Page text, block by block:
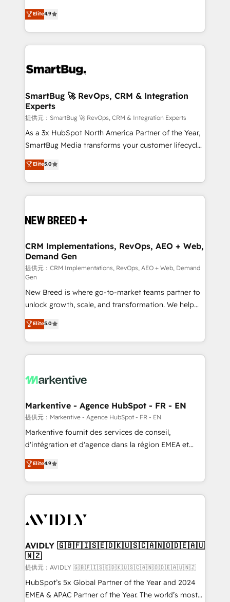
run your revenue process. Sales, marketing, and
service wired together. ➤ AI and Integrations: Layer
tune-ups, feature rollouts, adoption coaching. Buying
HubSpot, switching to it, or reviving a stale portal?
We are built for the work.
ティブ・エージェンシーとして、HubSpot Eliteの実装
力で顧客フロント業務を再設計します。 💡 100inc は何
をする会社か？ HubSpotを共通基盤に、AIエージェン
トを組み込んだ顧客フロント業務（マーケティング・営
ィブ・エージェンシーです。事業部・グループ会社・部
を、CRMを軸とした全社共通基盤に再構築します。意
思決定者・PMO・現場担当者に並走します。 1️⃣
HubSpot導入・活用支援 顧客データの一元化から、
GTMの見える化・自動化まで。全Hub統合運用、デー
タ品質設計、グループ横断のCRM統合に対応します。
の一部をAIが自律実行する組織への移行を設計・実装。
Breeze・Claude等をHubSpotと連携させ、役割定義・
革を、構想から実装・定着までPMOとして主導。「設
の統合・浸透・変革管理を実行します。 ▸ CMS戦略設
計・構築：リード獲得・CVR・SEOを前提にした情報設
計・導線設計・テンプレート設計をContent Hubで一体
提供。 ▸ 既存CRM・MAからの移行支援：Salesforce・
Marketo・Pardot等からの移行、カスタム設計、履歴
データ移行と活用設計まで。 ▸ AEO対応：ChatGPT・
ンツとサイト構造を最適化。 🏆 なぜ100incを選ぶの
か？ ✓ HubSpot Eliteパートナー認定 ✓ HubSpotアワ
ード受賞・HUGリーダー ✓ ISO27001:2022 /
HubSpot大百科 出版 CRM・AI活用に関するご相談、現
せください。
Elite4.9
SmartBug 🚀 RevOps, CRM & Integration
Experts
提供元：SmartBug 🚀 RevOps, CRM & Integration Experts
As a 3x HubSpot North America Partner of the Year,
SmartBug Media transforms your customer lifecycle
into a revenue engine. Our unified ecosystem
includes specialized divisions Globalia (AI &
Software) and Point Success Media (Paid Media),
making this the official home for all three brands. 🔄
and system integrations powered by Globalia’s
trainers to drive platform adoption. 📈 Revenue
Generation - Full-funnel marketing and high-
performance advertising via Point Success Media. -
Expert deployment of Breeze AI and custom agents
to automate growth. 🏆 Elite Excellence - 8 platform
accreditations and deep HIPAA-compliance
expertise. - A team of 250+ experts dedicated to
your resilient growth.
Elite5.0
CRM Implementations, RevOps, AEO + Web,
Demand Gen
提供元：CRM Implementations, RevOps, AEO + Web, Demand
Gen
New Breed is where go-to-market teams partner to
unlock growth, scale, and transformation. We help
companies activate HubSpot’s AI-powered
customer platform and operationalize HubSpot’s
Loop Marketing framework through expert-led
services, smart agents, and purpose-built apps,
results, fast. ⚙️CRM & RevOps: Align all Hubs to your
🎯Demand Gen & ABM: Drive pipeline with inbound,
ABM, AEO, SEO, & paid media. 👩‍💻Web Design:
Build high-performing websites with UX, messaging,
& conversion strategy that drive results. 🤖AI
AI, & maximize AEO with tailored AI services. 🧩
Integrations: Extend HubSpot with custom
Elite5.0
Markentive - Agence HubSpot - FR - EN
提供元：Markentive - Agence HubSpot - FR - EN
Markentive fournit des services de conseil,
d'intégration et d'agence dans la région EMEA et
North America. Avec plus de 115 experts en
marketing automation, Growth, Revops, CRM et
webdesign. Markentive is both a consulting firm, a
digital agency and an integrator. With over 115
CRM and webdesign (We focus on EMEA - USA
Elite4.9
AVIDLY 🇬🇧🇫🇮🇸🇪🇩🇰🇺🇸🇨🇦🇳🇴🇩🇪🇦🇺
🇳🇿
提供元：AVIDLY 🇬🇧🇫🇮🇸🇪🇩🇰🇺🇸🇨🇦🇳🇴🇩🇪🇦🇺🇳🇿
HubSpot’s 5x Global Partner of the Year and 2024
EMEA & APAC Partner of the Year. The world’s most